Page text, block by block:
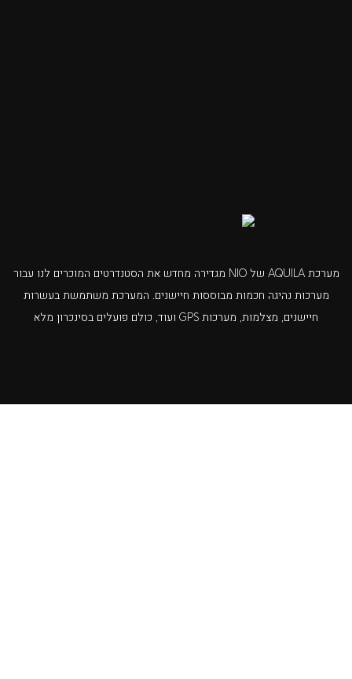
מערכת AQUILA של NIO מגדירה מחדש את הסטנדרטים המוכרים לנו עבור
מערכות נהיגה חכמות מבוססות חיישנים. המערכת משתמשת בעשרות
חיישנים, מצלמות, מערכות GPS ועוד, כולם פועלים בסינכרון מלא